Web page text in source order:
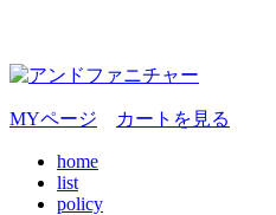
MYページ カートを見る
home
list
policy